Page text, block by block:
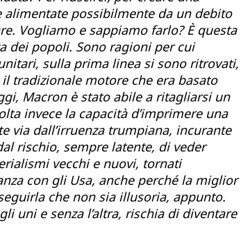
alimentate possibilmente da un debito
Vogliamo e sappiamo farlo? È questa
dei popoli. Sono ragioni per cui
sulla prima linea si sono ritrovati,
tradizionale motore che era basato
Macron è stato abile a ritagliarsi un
invece la capacità d’imprimere una
via dall’irruenza trumpiana, incurante
rischio, sempre latente, di veder
vecchi e nuovi, tornati
con gli Usa, anche perché la miglior
che non sia illusoria, appunto.
uni e senza l’altra, rischia di diventare